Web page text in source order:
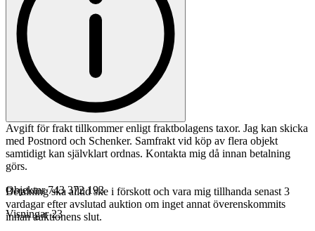
Avgift för frakt tillkommer enligt fraktbolagens taxor. Jag kan skicka
med Postnord och Schenker. Samfrakt vid köp av flera objekt
samtidigt kan självklart ordnas. Kontakta mig då innan betalning
görs.
Betalning ska alltid ske i förskott och vara mig tillhanda senast 3
vardagar efter avslutad auktion om inget annat överenskommits
innan auktionens slut.
Objektnr 743 372 193
Visningar 23